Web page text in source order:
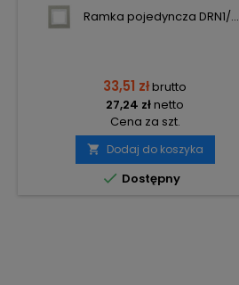
Ramka pojedyncza DRN1/...
33,51 złbrutto
27,24 złnetto
Cena za szt.
 Dodaj do koszyka
 Dostępny